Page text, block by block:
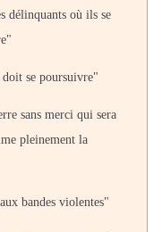
délinquants où ils se
se poursuivre"
sans merci qui sera
pleinement la
bandes violentes"